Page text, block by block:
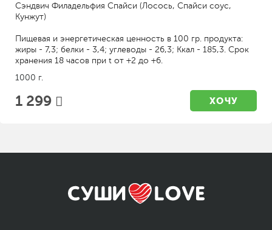
Сэндвич Филадельфия Спайси (Лосось, Спайси соус,
Кунжут)
Пищевая и энергетическая ценность в 100 гр. продукта:
жиры - 7,3; белки - 3,4; углеводы - 26,3; Ккал - 185,3. Срок
хранения 18 часов при t от +2 до +6.
1000 г.
1 299 ХОЧУ